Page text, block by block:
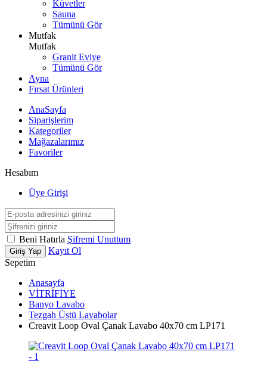
Küvetler
Sauna
Tümünü Gör
Mutfak
Mutfak
Granit Eviye
Tümünü Gör
Ayna
Fırsat Ürünleri
AnaSayfa
Siparişlerim
Kategoriler
Mağazalarımız
Favoriler
Hesabım
Üye Girişi
Beni Hatırla Şifremi Unuttum
Giriş Yap
Kayıt Ol
Sepetim
Anasayfa
VİTRİFİYE
Banyo Lavabo
Tezgah Üstü Lavabolar
Creavit Loop Oval Çanak Lavabo 40x70 cm LP171